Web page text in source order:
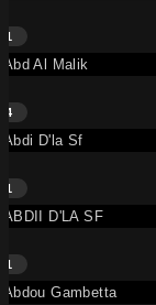
FRENCH
1
Abd Al Malik
4
Abdi D'la Sf
1
ABDII D'LA SF
1
Abdou Gambetta
SINGLES